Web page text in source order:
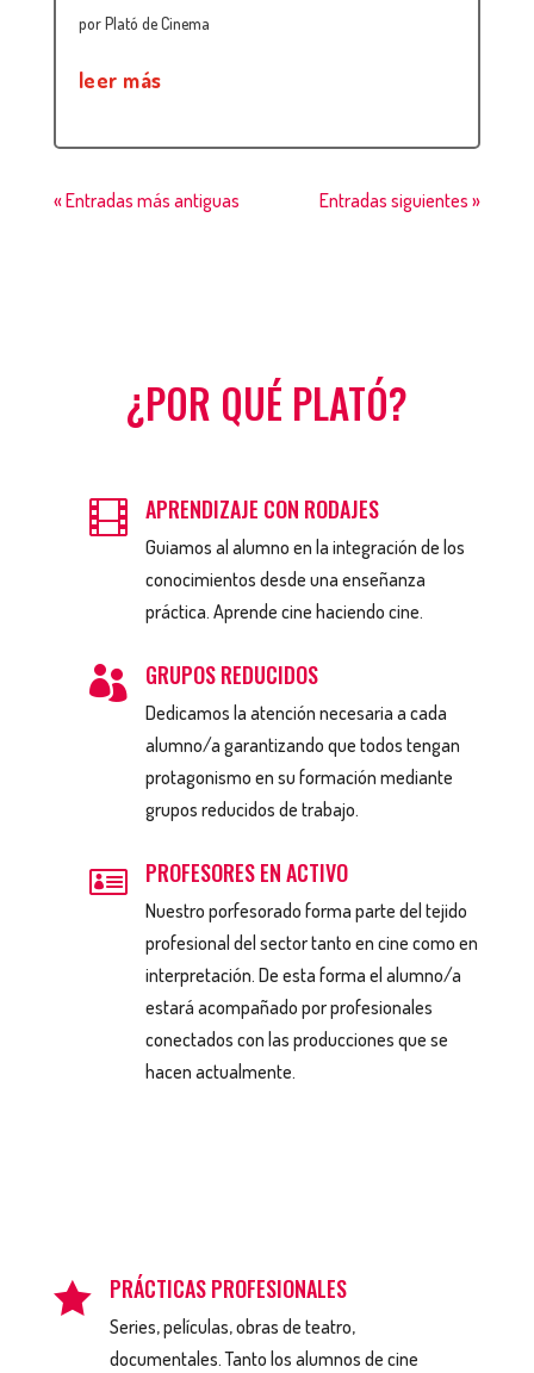
porPlató de Cinema
leer más
« Entradas más antiguas Entradas siguientes »
¿POR QUÉ PLATÓ?
 APRENDIZAJE CON RODAJES
Guiamos al alumno en la integración de los
conocimientos desde una enseñanza
práctica. Aprende cine haciendo cine.
 GRUPOS REDUCIDOS
Dedicamos la atención necesaria a cada
alumno/a garantizando que todos tengan
protagonismo en su formación mediante
grupos reducidos de trabajo.
 PROFESORES EN ACTIVO
Nuestro porfesorado forma parte del tejido
profesional del sector tanto en cine como en
interpretación. De esta forma el alumno/a
estará acompañado por profesionales
conectados con las producciones que se
hacen actualmente.
 PRÁCTICAS PROFESIONALES
Series, películas, obras de teatro,
documentales. Tanto los alumnos de cine